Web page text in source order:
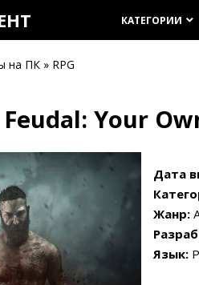
КАТЕГОРИИ keyboard_arrow_down
на ПК » RPG
Your
Дата
Жанр:
Язык: